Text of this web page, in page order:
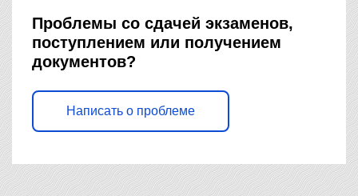
Проблемы со сдачей экзаменов,
поступлением или получением
документов?
Написать о проблеме